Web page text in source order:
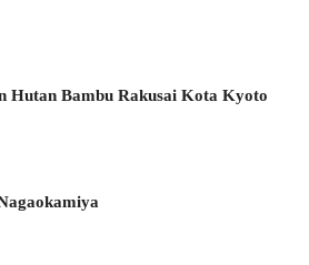
Hutan Bambu Rakusai Kota Kyoto